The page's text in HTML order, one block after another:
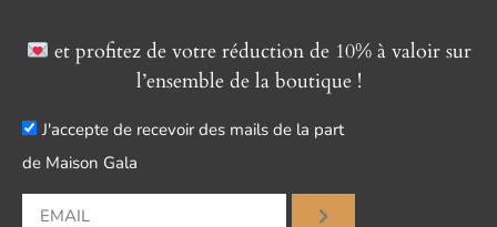
et profitez de votre réduction de 10% à valoir sur
l’ensemble de la boutique !
J'accepte de recevoir des mails de la part
de Maison Gala